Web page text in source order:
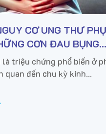
CƠ UNG THƯ PHỤ
CƠN ĐAU BỤNG
triệu chứng phổ biến ở
quan đến chu kỳ kinh
nếu cơn đau kéo dài, tái diễn